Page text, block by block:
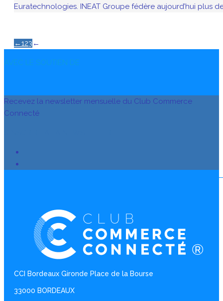
Euratechnologies. INEAT Groupe fédère aujourd’hui plus
←123 ←
AVEC LE SOUTIEN DE
Recevez la newsletter mensuelle du Club Commerce
Connecté
CCI Bordeaux Gironde Place de la Bourse
33000 BORDEAUX